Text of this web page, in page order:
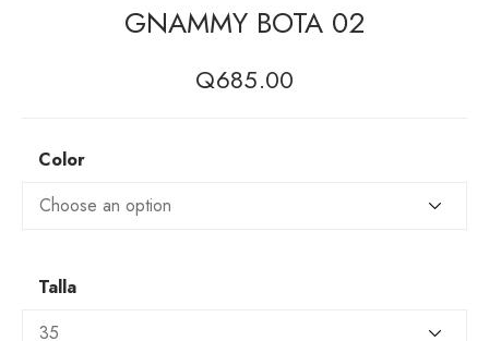
GNAMMY BOTA 02
Q685.00
Color
Talla